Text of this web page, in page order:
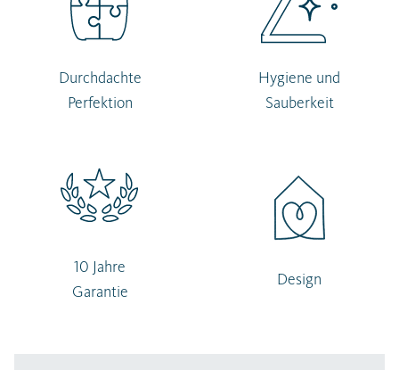
Durchdachte
Perfektion
Hygiene und
Sauberkeit
10 Jahre
Garantie
Design